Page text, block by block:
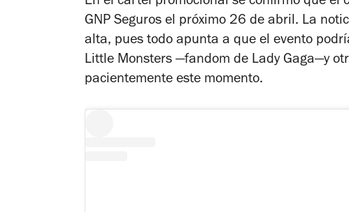
GNP Seguros el próximo 26 de abril. La
alta, pues todo apunta a que el evento
Little Monsters —fandom de Lady Gaga—y
pacientemente este momento.